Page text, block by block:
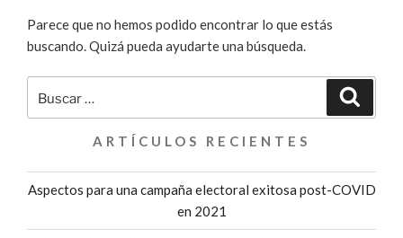
Parece que no hemos podido encontrar lo que estás
buscando. Quizá pueda ayudarte una búsqueda.
por:
ARTÍCULOS RECIENTES
Aspectos para una campaña electoral exitosa post-COVID
en 2021